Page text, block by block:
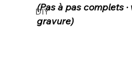
DIY
(Pas à pas complets ·
gravure)